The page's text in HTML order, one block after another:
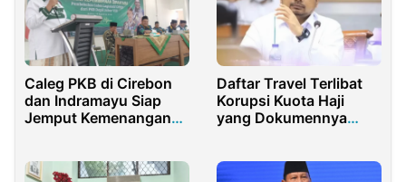
Caleg PKB di Cirebon
dan Indramayu Siap
Jemput Kemenangan
Daftar Travel Terlibat
Korupsi Kuota Haji
yang Dokumennya